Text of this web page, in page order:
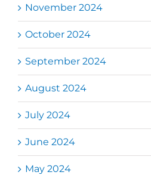
November 2024
October 2024
September 2024
August 2024
July 2024
June 2024
May 2024